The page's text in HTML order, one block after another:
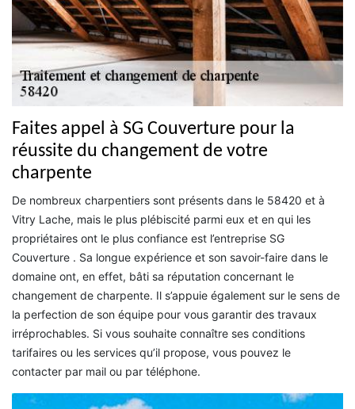
Faites appel à SG Couverture pour la
réussite du changement de votre
charpente
De nombreux charpentiers sont présents dans le 58420 et à
Vitry Lache, mais le plus plébiscité parmi eux et en qui les
propriétaires ont le plus confiance est l’entreprise SG
Couverture . Sa longue expérience et son savoir-faire dans le
domaine ont, en effet, bâti sa réputation concernant le
changement de charpente. Il s’appuie également sur le sens de
la perfection de son équipe pour vous garantir des travaux
irréprochables. Si vous souhaite connaître ses conditions
tarifaires ou les services qu’il propose, vous pouvez le
contacter par mail ou par téléphone.